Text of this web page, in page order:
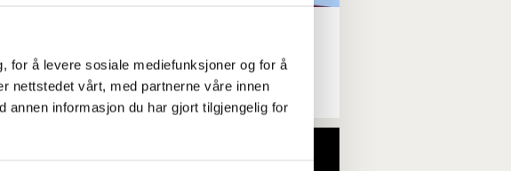
for å levere sosiale mediefunksjoner og for å
nettstedet vårt, med partnerne våre innen
annen informasjon du har gjort tilgjengelig for
er funnet
i brannruinene